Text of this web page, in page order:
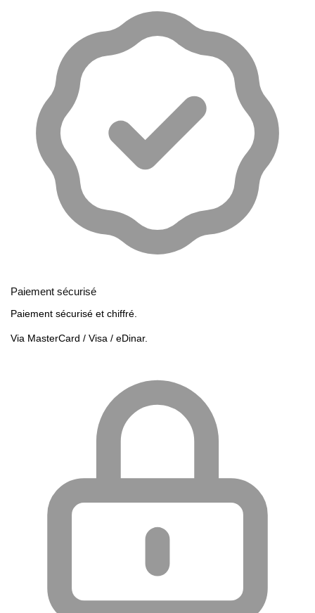
Paiement sécurisé
Paiement sécurisé et chiffré.
Via MasterCard / Visa / eDinar.